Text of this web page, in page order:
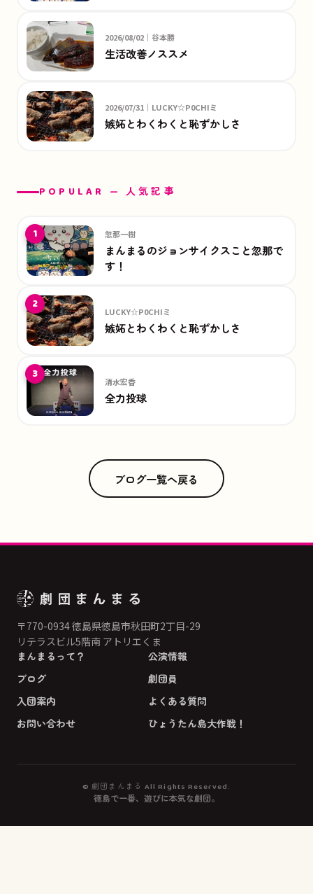
2026/08/02｜谷本勝
生活改善ノススメ
2026/07/31｜LUCKY☆P0CHIミ
嫉妬とわくわくと恥ずかしさ
POPULAR — 人気記事
1 忽那一樹
まんまるのジョンサイクスこと忽那で
す！
2 LUCKY☆P0CHIミ
嫉妬とわくわくと恥ずかしさ
3 清水宏香
全力投球
ブログ一覧へ戻る
〒770-0934 徳島県徳島市秋田町2丁目-29
リテラスビル5階南 アトリエくま
まんまるって？
公演情報
ブログ
劇団員
入団案内
よくある質問
お問い合わせ
ひょうたん島大作戦！
© 劇団まんまる All Rights Reserved.
徳島で一番、遊びに本気な劇団。